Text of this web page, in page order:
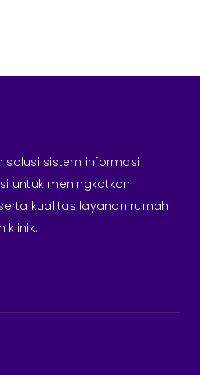
solusi sistem informasi
untuk meningkatkan
kualitas layanan rumah
klinik.